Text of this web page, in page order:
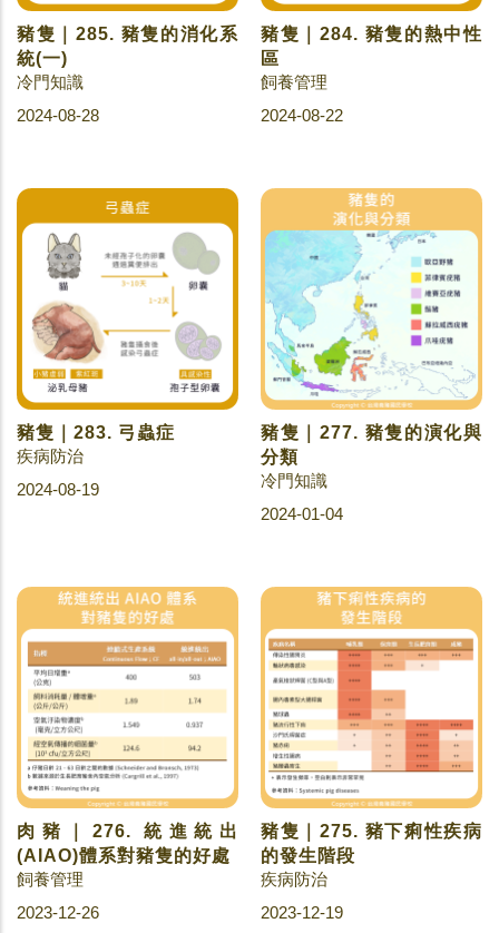
豬隻｜285. 豬隻的消化系
統(一)
冷門知識
2024-08-28
豬隻｜284. 豬隻的熱中性
區
飼養管理
2024-08-22
豬隻｜283. 弓蟲症
疾病防治
2024-08-19
豬隻｜277. 豬隻的演化與
分類
冷門知識
2024-01-04
肉豬｜276. 統進統出
(AIAO)體系對豬隻的好處
飼養管理
2023-12-26
豬隻｜275. 豬下痢性疾病
的發生階段
疾病防治
2023-12-19